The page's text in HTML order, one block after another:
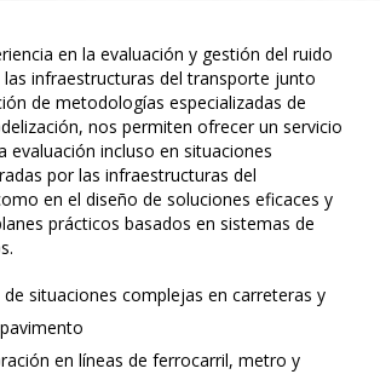
en la evaluación y gestión del ruido
las infraestructuras del transporte junto
de metodologías especializadas de
nos permiten ofrecer un servicio
evaluación incluso en situaciones
por las infraestructuras del
en el diseño de soluciones eficaces y
prácticos basados en sistemas de
de situaciones complejas en carreteras y
en líneas de ferrocarril, metro y